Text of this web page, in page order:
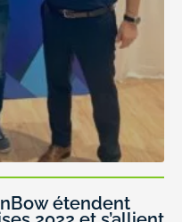
étendent